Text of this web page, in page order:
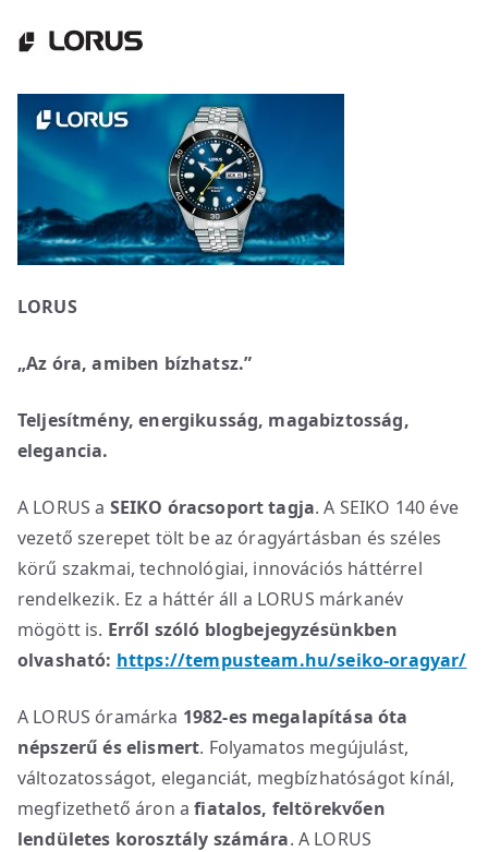
LORUS
„Az óra, amiben bízhatsz.”
Teljesítmény, energikusság, magabiztosság,
elegancia.
A LORUS a SEIKO óracsoport tagja. A SEIKO 140 éve
vezető szerepet tölt be az óragyártásban és széles
körű szakmai, technológiai, innovációs háttérrel
rendelkezik. Ez a háttér áll a LORUS márkanév
mögött is. Erről szóló blogbejegyzésünkben
olvasható: https://tempusteam.hu/seiko-oragyar/
A LORUS óramárka 1982-es megalapítása óta
népszerű és elismert. Folyamatos megújulást,
változatosságot, eleganciát, megbízhatóságot kínál,
megfizethető áron afiatalos, feltörekvően
lendületes korosztály számára. A LORUS